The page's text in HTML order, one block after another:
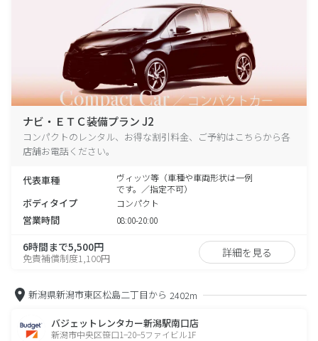
ナビ・ＥＴＣ装備プラン J2
コンパクトのレンタル、お得な割引料金、ご予約はこちらから各
店舗お電話ください。
代表車種
ヴィッツ等（車種や車両形状は一例
です。／指定不可）
ボディタイプ コンパクト
営業時間 08:00-20:00
6時間まで5,500円
免責補償制度1,100円 詳細を見る
新潟県新潟市東区松島二丁目から 2402m
バジェットレンタカー新潟駅南口店
新潟市中央区笹口1−20−5ファイビル1F